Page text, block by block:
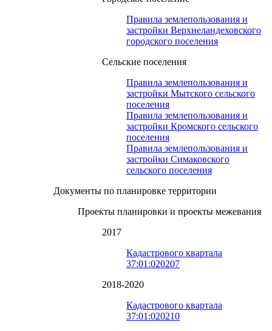
Правила землепользования и
застройки Верхнеландеховского
городского поселения
Сельские поселения
Правила землепользования и
застройки Мытского сельского
поселения
Правила землепользования и
застройки Кромского сельского
поселения
Правила землепользования и
застройки Симаковского
сельского поселения
Документы по планировке территории
Проекты планировки и проекты межевания
2017
Кадастрового квартала
37:01:020207
2018-2020
Кадастрового квартала
37:01:020210